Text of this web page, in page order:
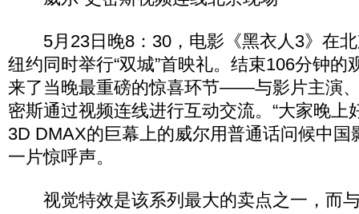
5月23日晚8：30，电影《黑衣人3》在北
纽约同时举行“双城”首映礼。结束106分钟的
来了当晚最重磅的惊喜环节——与影片主演
密斯通过视频连线进行互动交流。“大家晚上
3D DMAX的巨幕上的威尔用普通话问候中国
一片惊呼声。
视觉特效是该系列最大的卖点之一，而